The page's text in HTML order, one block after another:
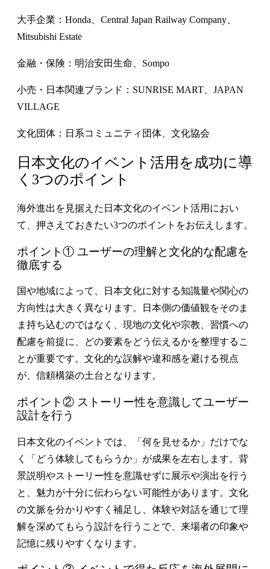
大手企業：Honda、Central Japan Railway Company、
Mitsubishi Estate
金融・保険：明治安田生命、Sompo
小売・日本関連ブランド：SUNRISE MART、JAPAN
VILLAGE
文化団体：日系コミュニティ団体、文化協会
日本文化のイベント活用を成功に導
く3つのポイント
海外進出を見据えた日本文化のイベント活用におい
て、押さえておきたい3つのポイントをお伝えします。
ポイント① ユーザーの理解と文化的な配慮を
徹底する
国や地域によって、日本文化に対する知識量や関心の
方向性は大きく異なります。日本側の価値観をそのま
ま持ち込むのではなく、現地の文化や宗教、習慣への
配慮を前提に、どの要素をどう伝えるかを整理するこ
とが重要です。文化的な誤解や違和感を避ける視点
が、信頼構築の土台となります。
ポイント② ストーリー性を意識してユーザー
設計を行う
日本文化のイベントでは、「何を見せるか」だけでな
く「どう体験してもらうか」が成果を左右します。背
景説明やストーリー性を意識せずに展示や演出を行う
と、魅力が十分に伝わらない可能性があります。文化
の文脈を分かりやすく補足し、体験や対話を通じて理
解を深めてもらう設計を行うことで、来場者の印象や
記憶に残りやすくなります。